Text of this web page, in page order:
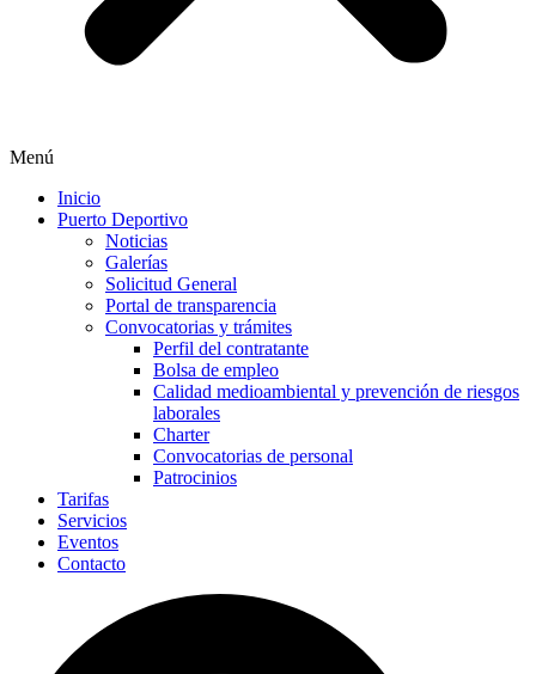
Menú
Inicio
Puerto Deportivo
Noticias
Galerías
Solicitud General
Portal de transparencia
Convocatorias y trámites
Perfil del contratante
Bolsa de empleo
Calidad medioambiental y prevención de riesgos
laborales
Charter
Convocatorias de personal
Patrocinios
Tarifas
Servicios
Eventos
Contacto